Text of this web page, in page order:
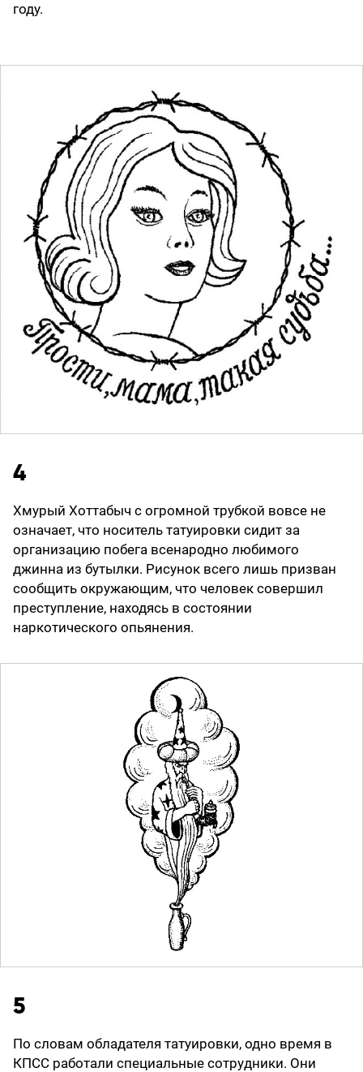
году.
4
Хмурый Хоттабыч с огромной трубкой вовсе не
означает, что носитель татуировки сидит за
организацию побега всенародно любимого
джинна из бутылки. Рисунок всего лишь призван
сообщить окружающим, что человек совершил
преступление, находясь в состоянии
наркотического опьянения.
5
По словам обладателя татуировки, одно время в
КПСС работали специальные сотрудники. Они